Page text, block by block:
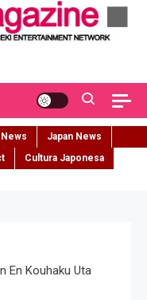
Japan News
Cultura Japonesa
En Kouhaku Uta